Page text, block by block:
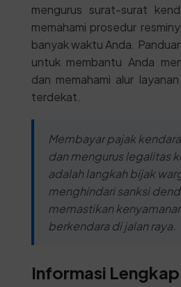
mengurus surat-surat
memahami prosedur
banyak waktu Anda.
untuk membantu Anda
dan memahami alur
terdekat.
Membayar pajak
dan mengurus legalitas
adalah langkah bijak
menghindari sanksi
memastikan
berkendara di jalan raya.
Informasi